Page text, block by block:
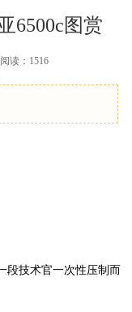
6500c图赏
阅读：1516
段技术官一次性压制而